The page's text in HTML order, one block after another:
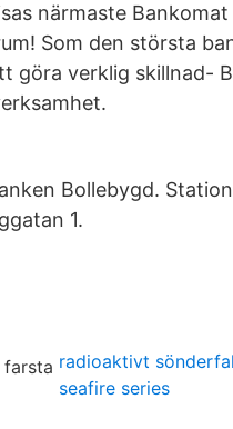
närmaste
Som den största
göra verklig skillnad-
Bollebygd.
1.
radioaktivt
seafire series